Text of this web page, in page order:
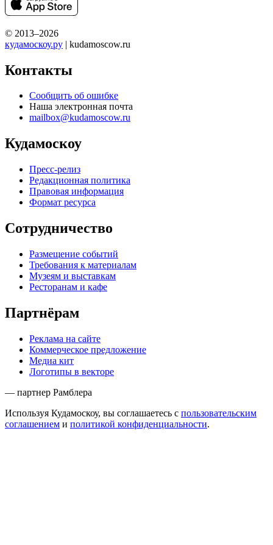
© 2013–2026
кудамоскоу.ру | kudamoscow.ru
Контакты
Сообщить об ошибке
Наша электронная почта
mailbox@kudamoscow.ru
Кудамоскоу
Пресс-релиз
Редакционная политика
Правовая информация
Формат ресурса
Сотрудничество
Размещение событий
Требования к материалам
Музеям и выставкам
Ресторанам и кафе
Партнёрам
Реклама на сайте
Коммерческое предложение
Медиа кит
Логотипы в векторе
— партнер Рамблера
Используя Кудамоскоу, вы соглашаетесь с пользовательским
соглашением и политикой конфиденциальности.